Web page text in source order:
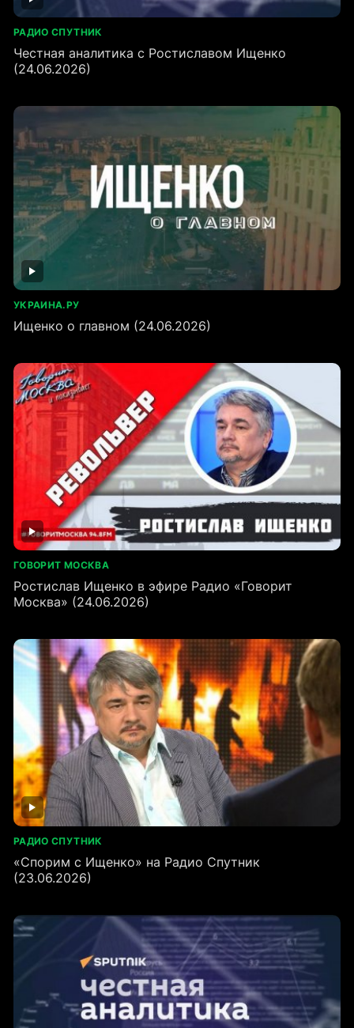
РАДИО СПУТНИК
Честная аналитика с Ростиславом Ищенко
(24.06.2026)
УКРАИНА.РУ
Ищенко о главном (24.06.2026)
ГОВОРИТ МОСКВА
Ростислав Ищенко в эфире Радио «Говорит
Москва» (24.06.2026)
РАДИО СПУТНИК
«Спорим с Ищенко» на Радио Спутник
(23.06.2026)